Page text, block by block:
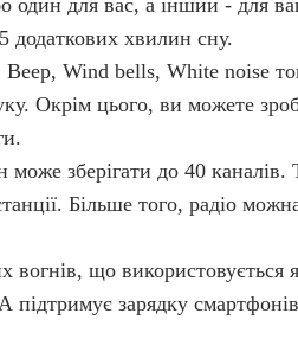
один для вас, а інший - для
хвилин сну.
Wind bells, White noise
Окрім цього, ви можете
зберігати до 40 каналів.
Більше того, радіо
що використовується
зарядку